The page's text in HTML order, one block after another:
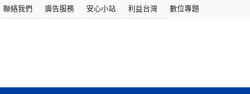
聯絡我們 廣告服務 安心小站 利益台灣 數位專題